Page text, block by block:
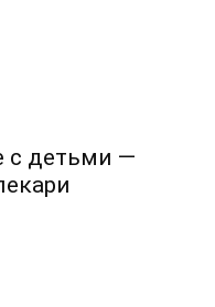
с детьми —